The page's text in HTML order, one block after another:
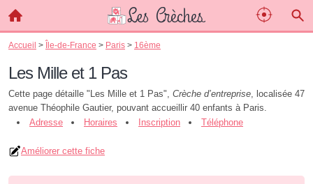
Accueil > Île-de-France > Paris > 16ème
Les Mille et 1 Pas
Cette page détaille "Les Mille et 1 Pas", Crèche d’entreprise, localisée 47
avenue Théophile Gautier, pouvant accueillir 40 enfants à Paris.
Adresse
Horaires Inscription Téléphone
Améliorer cette fiche